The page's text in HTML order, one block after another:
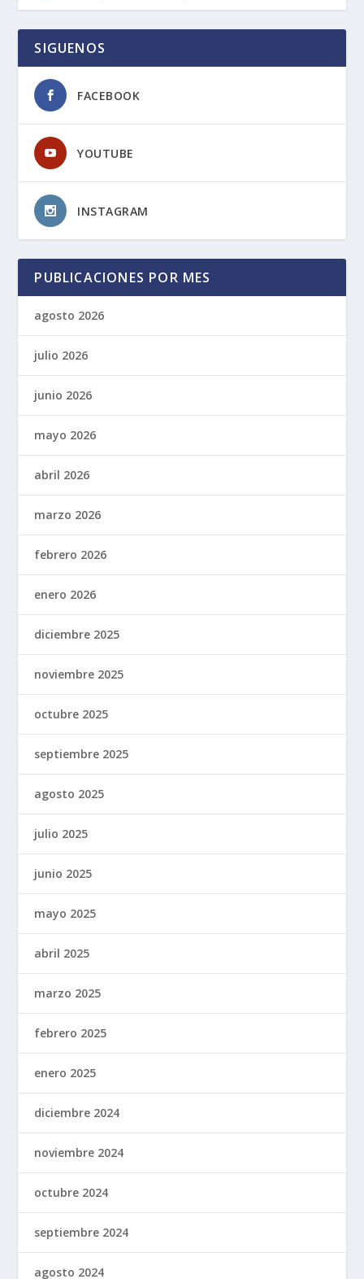
SIGUENOS
FACEBOOK
YOUTUBE
INSTAGRAM
PUBLICACIONES POR MES
agosto 2026
julio 2026
junio 2026
mayo 2026
abril 2026
marzo 2026
febrero 2026
enero 2026
diciembre 2025
noviembre 2025
octubre 2025
septiembre 2025
agosto 2025
julio 2025
junio 2025
mayo 2025
abril 2025
marzo 2025
febrero 2025
enero 2025
diciembre 2024
noviembre 2024
octubre 2024
septiembre 2024
agosto 2024